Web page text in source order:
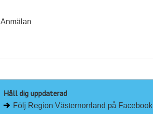
Anmälan
Håll dig uppdaterad
Följ Region Västernorrland på Facebook